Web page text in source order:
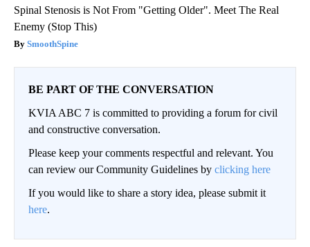
Spinal Stenosis is Not From "Getting Older". Meet The Real
Enemy (Stop This)
SmoothSpine
BE PART OF THE CONVERSATION
KVIA ABC 7 is committed to providing a forum for civil
and constructive conversation.
Please keep your comments respectful and relevant. You
can review our Community Guidelines by clicking here
If you would like to share a story idea, please submit it
here.